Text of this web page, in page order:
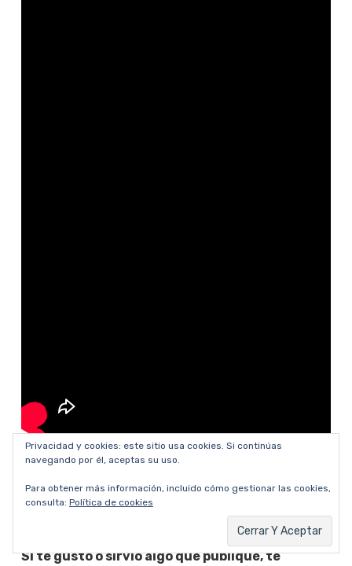
Si te gustó o sirvió algo que publiqué, te
Privacidad y cookies: este sitio usa cookies. Si continúas
navegando por él, aceptas su uso.
Para obtener más información, incluido cómo gestionar las cookies,
consulta: Política de cookies